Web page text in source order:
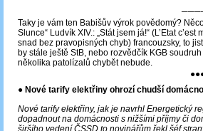
Taky je vám ten Babišův výrok povědomý?
Slunce“ Ludvík XIV.: „Stát jsem já!“ (L’Etat
snad bez pravopisných chyb) francouzsky, to
by stále ještě StB, nebo rozvědčík KGB
několika patolízalů chybět nebude.
● Nové tarify elektřiny ohrozí chudší
Nové tarify elektřiny, jak je navrhl Energetický
dopadnout na domácnosti s nižšími příjmy či
širšího vedení ČSSD to novinářům řekl šéf